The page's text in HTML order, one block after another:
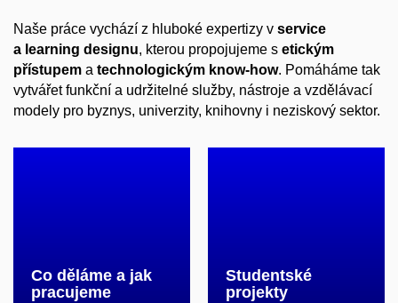
Naše práce vychází z hluboké expertizy v service
a learning designu, kterou propojujeme s etickým
přístupem a technologickým know-how. Pomáháme tak
vytvářet funkční a udržitelné služby, nástroje a vzdělávací
modely pro byznys, univerzity, knihovny i neziskový sektor.
Co děláme a jak
pracujeme
Studentské
projekty